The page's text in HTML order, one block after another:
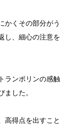
かくその部分がう
し、細心の注意を
ランポリンの感触
した。
高得点を出すこと